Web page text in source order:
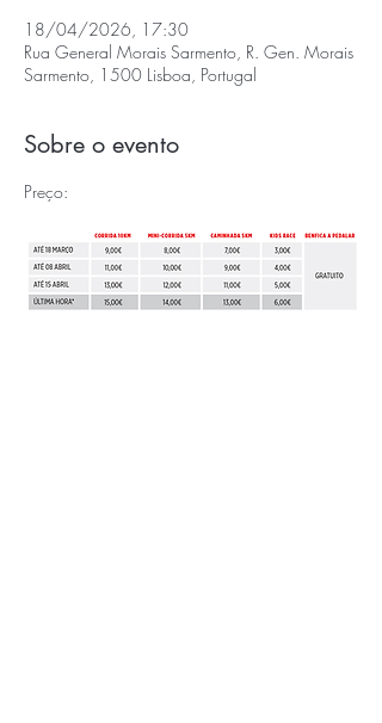
18/04/2026, 17:30
Rua General Morais Sarmento, R. Gen. Morais
Sarmento, 1500 Lisboa, Portugal
Sobre o evento
Preço: